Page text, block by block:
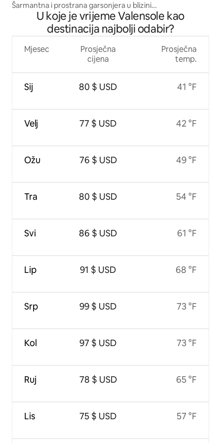
Šarmantna i prostrana garsonjera u blizini
A51/ITER/Cadarache
U koje je vrijeme Valensole kao
destinacija najbolji odabir?
Mjesec
Sij
Velj
Ožu
Tra
Svi
Lip
Srp
Kol
Ruj
Lis
Prosječna
cijena
80 $ USD
77 $ USD
76 $ USD
80 $ USD
86 $ USD
91 $ USD
99 $ USD
97 $ USD
78 $ USD
75 $ USD
Prosječna
temp.
41 °F
42 °F
49 °F
54 °F
61 °F
68 °F
73 °F
73 °F
65 °F
57 °F